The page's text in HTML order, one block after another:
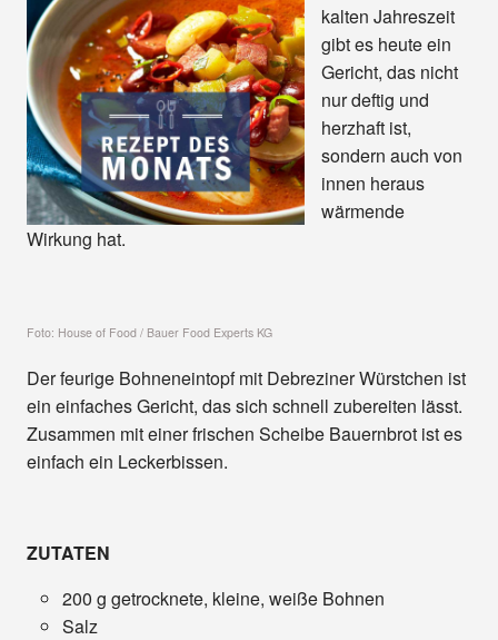
kalten Jahreszeit
gibt es heute ein
Gericht, das nicht
nur deftig und
herzhaft ist,
sondern auch von
innen heraus
wärmende
Wirkung hat.
Foto: House of Food / Bauer Food Experts KG
Der feurige Bohneneintopf mit Debreziner Würstchen ist
ein einfaches Gericht, das sich schnell zubereiten lässt.
Zusammen mit einer frischen Scheibe Bauernbrot ist es
einfach ein Leckerbissen.
ZUTATEN
200 g getrocknete, kleine, weiße Bohnen
Salz